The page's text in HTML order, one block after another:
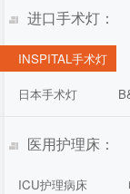
进口手术灯：
INSPITAL手术灯
日本手术灯
医用护理床：
ICU护理病床